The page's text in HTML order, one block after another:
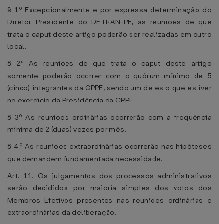
§ 1º Excepcionalmente e por expressa determinação do
Diretor Presidente do DETRAN-PE, as reuniões de que
trata o caput deste artigo poderão ser realizadas em outro
local.
§ 2º As reuniões de que trata o caput deste artigo
somente poderão ocorrer com o quórum mínimo de 5
(cinco) integrantes da CPPE, sendo um deles o que estiver
no exercício da Presidência da CPPE.
§ 3º As reuniões ordinárias ocorrerão com a frequência
mínima de 2 (duas) vezes por mês.
§ 4º As reuniões extraordinárias ocorrerão nas hipóteses
que demandem fundamentada necessidade.
Art. 11. Os julgamentos dos processos administrativos
serão decididos por maioria simples dos votos dos
Membros Efetivos presentes nas reuniões ordinárias e
extraordinárias da deliberação.